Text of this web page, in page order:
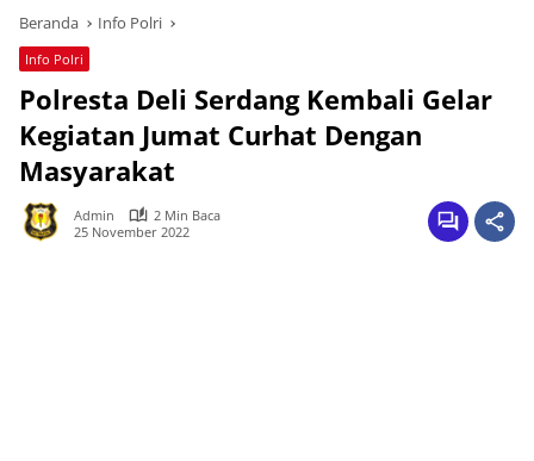
Beranda Info Polri
Info Polri
Polresta Deli Serdang Kembali Gelar
Kegiatan Jumat Curhat Dengan
Masyarakat
Admin
2 Min Baca
25 November 2022